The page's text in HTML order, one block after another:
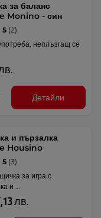
за баланс
Monino - син
5 (2)
неплъзгащ се
Детайли
и пързалка
Housino
5 (3)
за игра с
и …
лв.